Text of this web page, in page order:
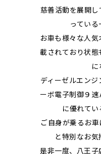
慈善活動を展開
っている
お車も様々な人
載されており状
に
ディーゼルエン
ーボ電子制御９
に優れてい
ご自身が乗るお
と特別なお
是非一度、八王